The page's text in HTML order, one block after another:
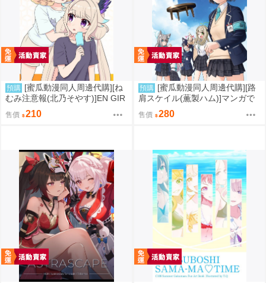
預購 [蜜瓜動漫同人周邊代購][ね
むみ注意報(北乃そやす)]EN GIR
LS! Vol.11(彩虹社)(同人誌)
售價 210
預購 [蜜瓜動漫同人周邊代購][路
肩スケイル(薫製ハム)]マンガで
わかるアビドスシリーズ ちゃ
ぶ台星人のひみつ(蔚藍檔案)(同
售價 280